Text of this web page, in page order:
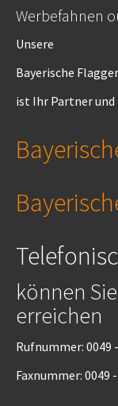
Werbefahnen
Unsere
Bayerische
ist Ihr Partner und
können
erreichen
Rufnummer: 0049
Faxnummer: 0049